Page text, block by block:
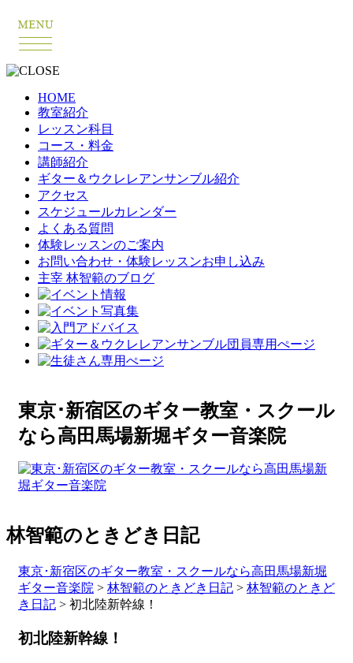
HOME
教室紹介
レッスン科目
コース・料金
講師紹介
ギター＆ウクレレアンサンブル紹介
アクセス
スケジュールカレンダー
よくある質問
体験レッスンのご案内
お問い合わせ・体験レッスンお申し込み
主宰 林智範のブログ
東京･新宿区のギター教室・スクール
なら高田馬場新堀ギター音楽院
林智範のときどき日記
東京･新宿区のギター教室・スクールなら高田馬場新堀
ギター音楽院 > 林智範のときどき日記 > 林智範のときど
き日記 > 初北陸新幹線！
初北陸新幹線！